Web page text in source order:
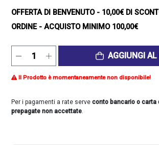
OFFERTA DI BENVENUTO- 10,00€ DI
ORDINE - ACQUISTO MINIMO 100,00€
AGGIUNGI AL
Il Prodotto è momentaneamente non disponibile!
Per i pagamenti a rate serve conto bancario o carta
prepagate non accettate.